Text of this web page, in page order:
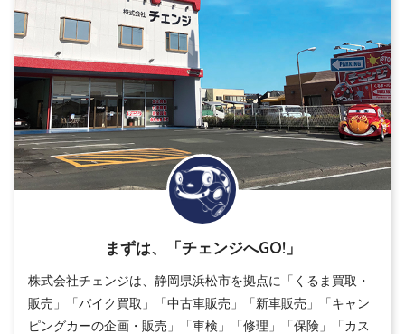
まずは、「チェンジへGO!」
株式会社チェンジは、静岡県浜松市を拠点に「くるま買取・
販売」「バイク買取」「中古車販売」「新車販売」「キャン
ピングカーの企画・販売」「車検」「修理」「保険」「カス